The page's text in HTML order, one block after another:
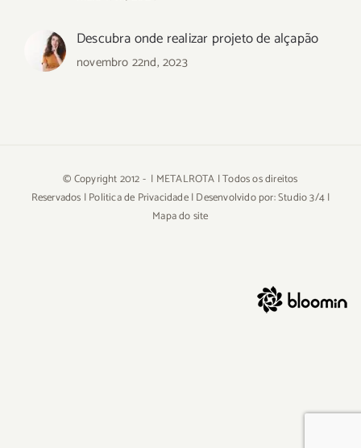
Descubra onde realizar projeto de alçapão
novembro 22nd, 2023
© Copyright 2012 - | METALROTA | Todos os direitos
Reservados |Politica de Privacidade| Desenvolvido por:Studio 3/4|
Mapa do site